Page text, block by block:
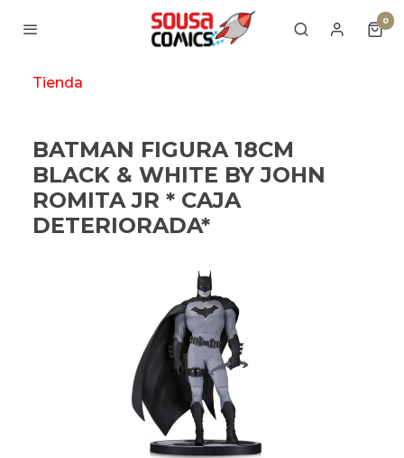
0
Tienda
BATMAN FIGURA 18CM
BLACK & WHITE BY JOHN
ROMITA JR * CAJA
DETERIORADA*